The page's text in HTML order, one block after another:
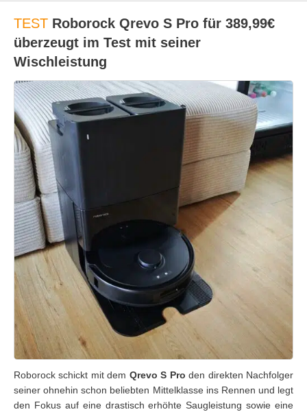
TEST Roborock Qrevo S Pro für 389,99€
überzeugt im Test mit seiner
Wischleistung
Roborock schickt mit dem Qrevo S Pro den direkten Nachfolger
seiner ohnehin schon beliebten Mittelklasse ins Rennen und legt
den Fokus auf eine drastisch erhöhte Saugleistung sowie eine